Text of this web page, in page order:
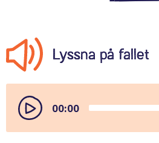
Lyssna på fallet
Player
00:00